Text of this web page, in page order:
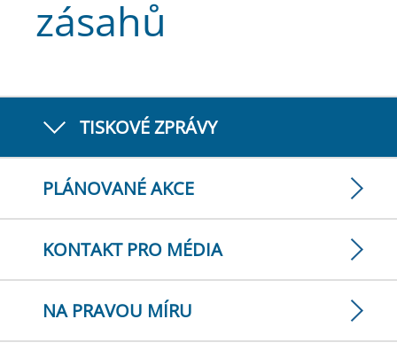
zásahů
TISKOVÉ ZPRÁVY
PLÁNOVANÉ AKCE
KONTAKT PRO MÉDIA
NA PRAVOU MÍRU